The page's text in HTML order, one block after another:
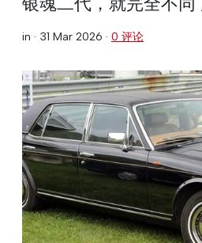
in · 31 Mar 2026 · 0 评论